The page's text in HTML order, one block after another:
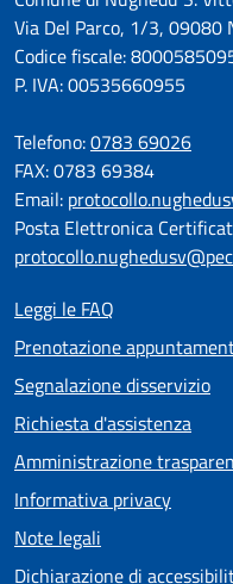
Via Del Parco, 1/3, 09080
Codice fiscale:
P. IVA: 00535660955
Telefono:0783 69026
FAX: 0783 69384
Email:
Posta Elettronica
Leggi le FAQ
Prenotazione
Segnalazione disservizio
Richiesta d'assistenza
Amministrazione
Informativa privacy
Note legali
Dichiarazione di